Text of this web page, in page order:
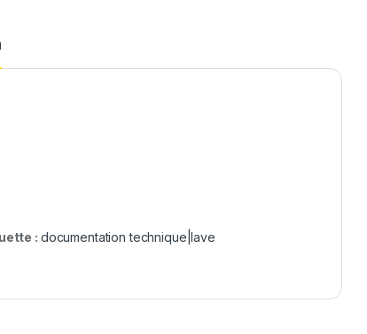
: documentation technique|lave